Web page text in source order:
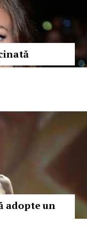
adopte un